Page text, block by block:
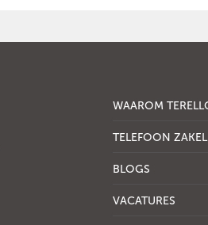
WAAROM
TELEFOON
BLOGS
VACATURES